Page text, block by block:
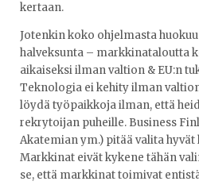
kertaan.
Jotenkin koko ohjelmasta
halveksunta – markkinataloutta
aikaiseksi ilman valtion & EU:n
Teknologia ei kehity ilman
löydä työpaikkoja ilman, että
rekrytoijan puheille. Business
Akatemian ym.) pitää valita
Markkinat eivät kykene tähän
se, että markkinat toimivat